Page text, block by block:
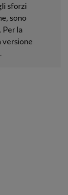
sforzi
sono
Per la
versione